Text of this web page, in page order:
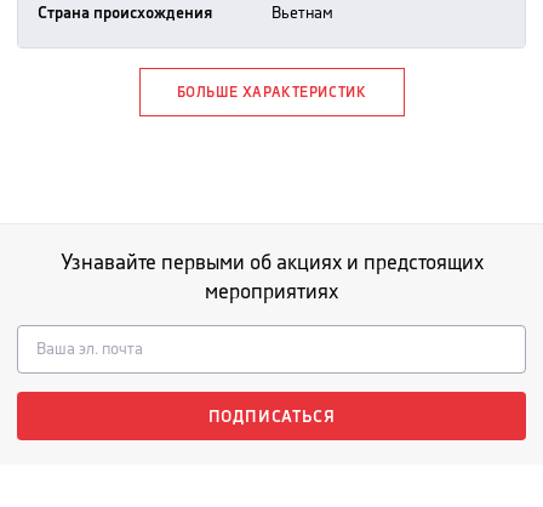
Страна происхождения вьетнам
БОЛЬШЕ ХАРАКТЕРИСТИК
Узнавайте первыми об акциях и предстоящих
мероприятиях
ПОДПИСАТЬСЯ